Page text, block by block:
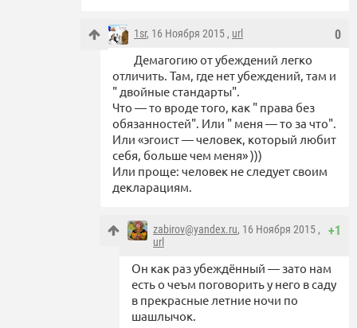
0
1sr, 16 Ноября 2015 , url
Демагогию от убеждений легко
отличить. Там, где нет убеждений, там и
" двойные стандарты".
Что — то вроде того, как " права без
обязанностей". Или " меня — то за что".
Или «эгоист — человек, который любит
себя, больше чем меня» )))
Или проще: человек не следует своим
декларациям.
+1
zabirov@yandex.ru, 16 Ноября 2015 ,
url
Он как раз убеждённый — зато нам
есть о чеъм поговорить у него в саду
в прекрасные летние ночи по
шашлычок.